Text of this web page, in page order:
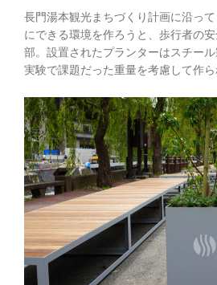
長門湯本観光まちづくり計画に沿っ
にできる環境を作ろうと、歩行者の
部。設置されたプランターはスチー
実験で課題だった重量を考慮して作ら